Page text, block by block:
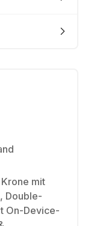
mit
Double-
On-Device-